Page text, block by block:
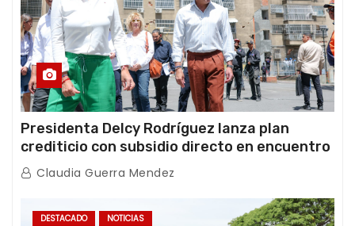
Presidenta Delcy Rodríguez lanza plan
crediticio con subsidio directo en encuentro
con Juntas de Condominio
Claudia Guerra Mendez
DESTACADO NOTICIAS